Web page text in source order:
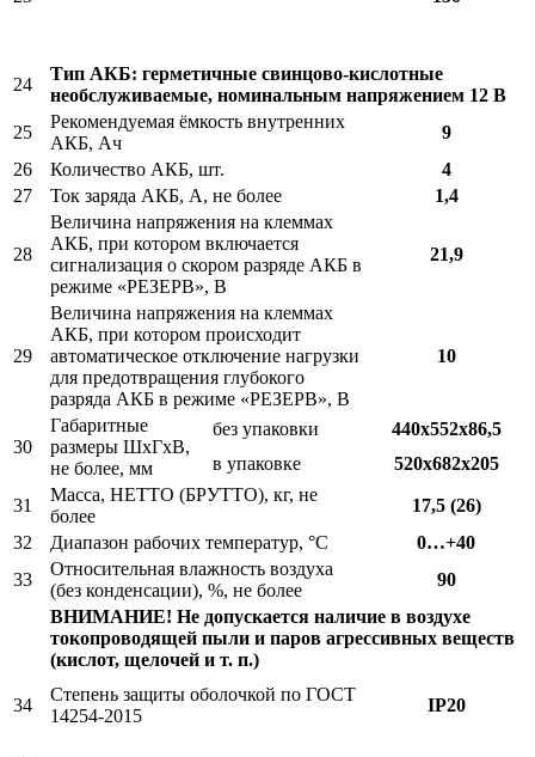
24
Тип АКБ: герметичные свинцово-кислотные
необслуживаемые, номинальным напряжением 12 В
25
Рекомендуемая ёмкость внутренних
АКБ, Ач
9
26
Количество АКБ, шт.
4
27
Ток заряда АКБ, А, не более 1,4
28
Величина напряжения на клеммах
АКБ, при котором включается
сигнализация о скором разряде АКБ в
режиме «РЕЗЕРВ», В
21,9
29
Величина напряжения на клеммах
АКБ, при котором происходит
автоматическое отключение нагрузки
для предотвращения глубокого
разряда АКБ в режиме «РЕЗЕРВ», В
10
30
Габаритные
размеры ШхГхВ,
не более, мм
без упаковки
440х552х86,5
в упаковке
520х682х205
31
Масса, НЕТТО (БРУТТО), кг, не
более
17,5 (26)
32
Диапазон рабочих температур, °С
0…+40
33
Относительная влажность воздуха
(без конденсации), %, не более
90
ВНИМАНИЕ! Не допускается наличие в воздухе
токопроводящей пыли и паров агрессивных веществ
(кислот, щелочей и т. п.)
34
Степень защиты оболочкой по ГОСТ
14254-2015
IP20